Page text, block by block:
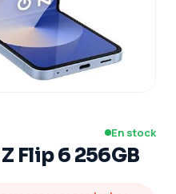
En stock
Flip 6 256GB